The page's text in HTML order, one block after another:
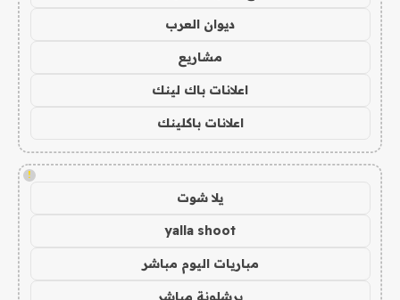
ديوان العرب
مشاريع
اعلانات باك لينك
اعلانات باكلينك
!
يلا شوت
yalla shoot
مباريات اليوم مباشر
برشلونة مباشر